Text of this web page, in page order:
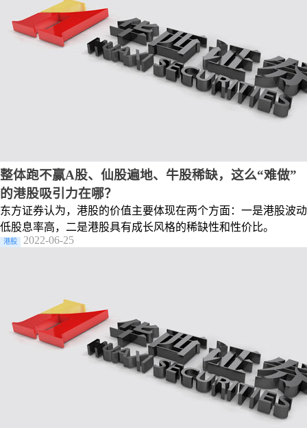
整体跑不赢A股、仙股遍地、牛股稀缺，这么“难做”
的港股吸引力在哪？
东方证券认为，港股的价值主要体现在两个方面：一是港股波动
低股息率高，二是港股具有成长风格的稀缺性和性价比。
港股 2022-06-25